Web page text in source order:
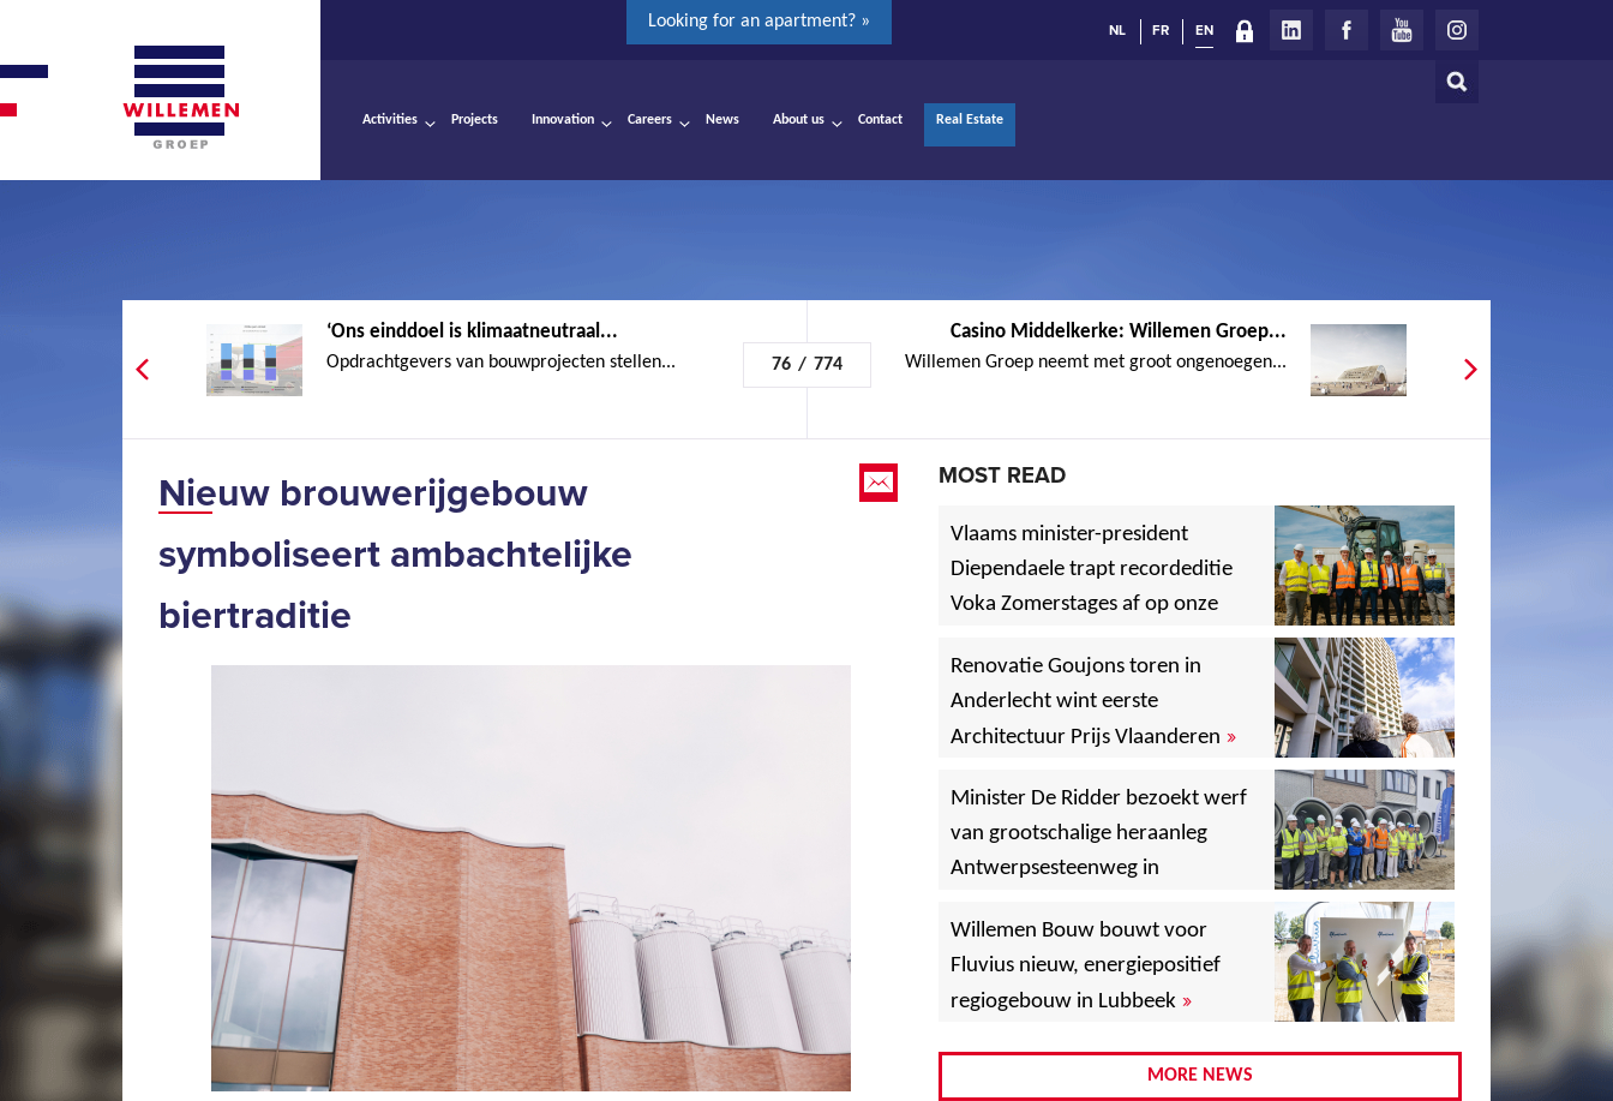
Looking for an apartment? »
Search
NL FR EN
Activities Projects Innovation Careers News About us Contact Real Estate
‘Ons einddoel is klimaatneutraal...
Opdrachtgevers van bouwprojecten stellen... 76 / 774
Casino Middelkerke: Willemen Groep...
Willemen Groep neemt met groot ongenoegen...
Nieuw brouwerijgebouw
symboliseert ambachtelijke
biertraditie
MOST READ
Vlaams minister-president
Diependaele trapt recordeditie
Voka Zomerstages af op onze
,
,
Renovatie Goujons toren in
Anderlecht wint eerste
Architectuur Prijs Vlaanderen »
, ,
,
Minister De Ridder bezoekt werf
van grootschalige heraanleg
Antwerpsesteenweg in
,
Willemen Bouw bouwt voor
Fluvius nieuw, energiepositief
regiogebouw in Lubbeek »
MORE NEWS